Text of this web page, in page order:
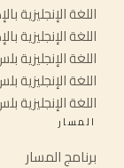
اللغة الإنجليزية
اللغة الإنجليزية
اللغة الإنجليزية
اللغة
اللغة الإنجليزية
المسار
برنامج المسار